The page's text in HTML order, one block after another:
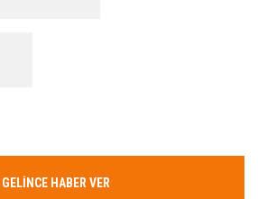
GELİNCE HABER VER